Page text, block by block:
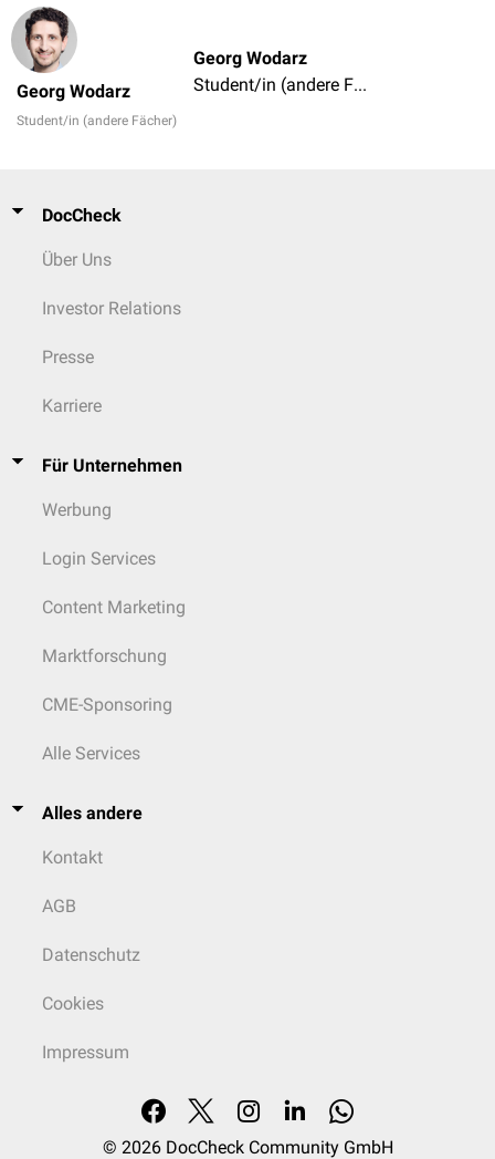
Georg Wodarz
Student/in (andere Fächer)
Georg Wodarz
Student/in (andere Fächer)
DocCheck
Über Uns
Investor Relations
Presse
Karriere
Für Unternehmen
Werbung
Login Services
Content Marketing
Marktforschung
CME-Sponsoring
Alle Services
Alles andere
Kontakt
AGB
Datenschutz
Cookies
Impressum
© 2026 DocCheck Community GmbH